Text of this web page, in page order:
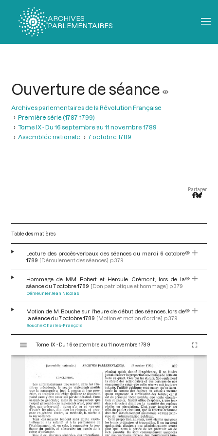
ARCHIVES
PARLEMENTAIRES
Ouverture de séance
Archives parlementaires de la Révolution Française
Première série (1787-1799)
Tome IX - Du 16 septembre au 11 novembre 1789
Assemblée nationale
7 octobre 1789
Partager
Table des matières
Lecture des procès-verbaux des séances du mardi 6 octobre
1789 [Déroulement des séances] p.379
Hommage de MM. Robert et Hercule Crémont, lors de la
séance du 7 octobre 1789 [Don patriotique et hommage] p.379
Démeunier Jean Nicolas
Motion de M. Bouche sur l'heure de début des séances, lors de
la séance du 7 octobre 1789 [Motion et motion d'ordre] p.379
Bouche Charles-François
s
Tome IX - Du 16 septembre au 11 novembre 1789